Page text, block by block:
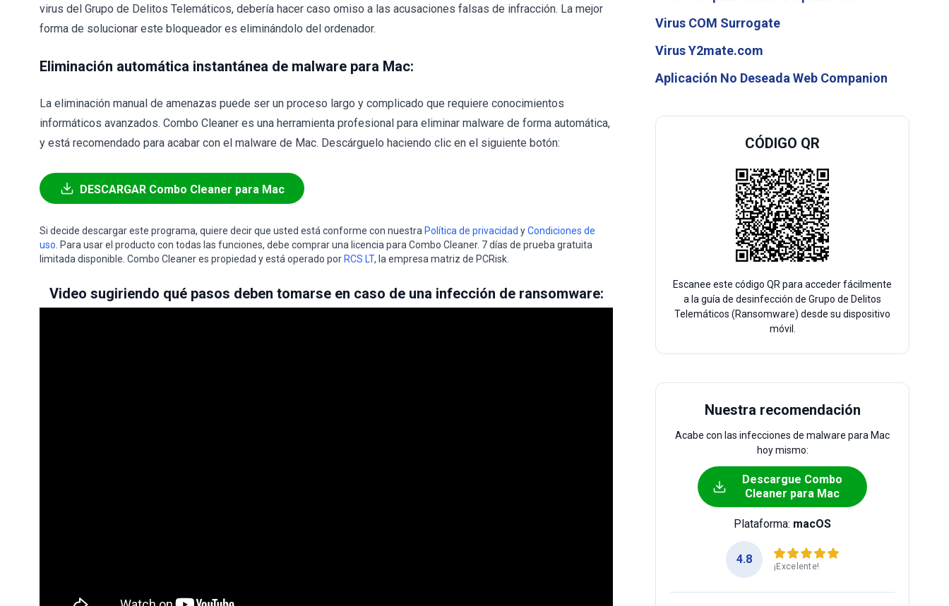
virus del Grupo de Delitos Telemáticos, debería hacer caso omiso a las acusaciones falsas de infracción. La mejor
forma de solucionar este bloqueador es eliminándolo del ordenador.
Eliminación automática instantánea de malware para Mac:
La eliminación manual de amenazas puede ser un proceso largo y complicado que requiere conocimientos
informáticos avanzados. Combo Cleaner es una herramienta profesional para eliminar malware de forma automática,
y está recomendado para acabar con el malware de Mac. Descárguelo haciendo clic en el siguiente botón:
DESCARGAR Combo Cleaner para Mac
Si decide descargar este programa, quiere decir que usted está conforme con nuestra Política de privacidad yCondiciones de
uso . Para usar el producto con todas las funciones, debe comprar una licencia para Combo Cleaner. 7 días de prueba gratuita
limitada disponible. Combo Cleaner es propiedad y está operado por RCS LT, la empresa matriz de PCRisk.
Video sugiriendo qué pasos deben tomarse en caso de una infección de ransomware:
Virus COM Surrogate
Virus Y2mate.com
Aplicación No Deseada Web Companion
CÓDIGO QR
Escanee este código QR para acceder fácilmente
a la guía de desinfección de Grupo de Delitos
Telemáticos (Ransomware) desde su dispositivo
móvil.
Nuestra recomendación
Acabe con las infecciones de malware para Mac
hoy mismo:
Descargue Combo
Cleaner para Mac
Plataforma: macOS
4.8
¡Excelente!